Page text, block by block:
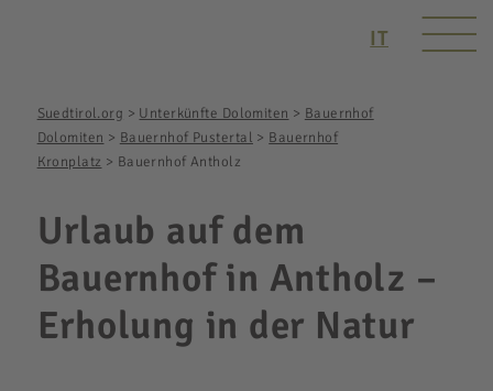
IT
Suedtirol.org > Unterkünfte Dolomiten > Bauernhof
Dolomiten > Bauernhof Pustertal > Bauernhof
Kronplatz > Bauernhof Antholz
Urlaub auf dem
Bauernhof in Antholz –
Erholung in der Natur